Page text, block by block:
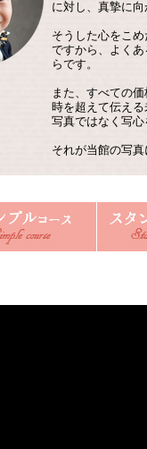
に対し、真摯に
そうした心をこめ
ですから、よく
らです。
また、すべての
時を超えて伝える
写真ではなく写心
それが当館の写真